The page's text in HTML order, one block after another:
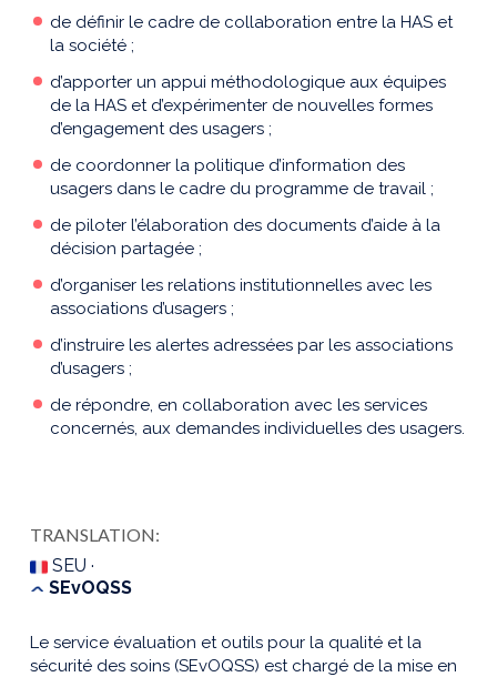
de définir le cadre de collaboration entre la HAS et
la société ;
d’apporter un appui méthodologique aux équipes
de la HAS et d’expérimenter de nouvelles formes
d’engagement des usagers ;
de coordonner la politique d’information des
usagers dans le cadre du programme de travail ;
de piloter l’élaboration des documents d’aide à la
décision partagée ;
d’organiser les relations institutionnelles avec les
associations d’usagers ;
d’instruire les alertes adressées par les associations
d’usagers ;
de répondre, en collaboration avec les services
concernés, aux demandes individuelles des usagers.
TRANSLATION:
SEU ·
SEvOQSS
Le service évaluation et outils pour la qualité et la
sécurité des soins (SEvOQSS) est chargé de la mise en